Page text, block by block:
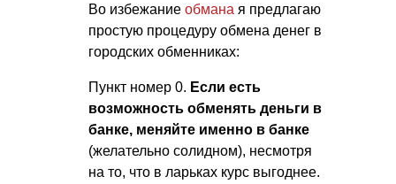
Во избежание обмана я предлагаю
простую процедуру обмена денег в
городских обменниках:
Пункт номер 0. Если есть
возможность обменять деньги в
банке, меняйте именно в банке
(желательно солидном), несмотря
на то, что в ларьках курс выгоднее.